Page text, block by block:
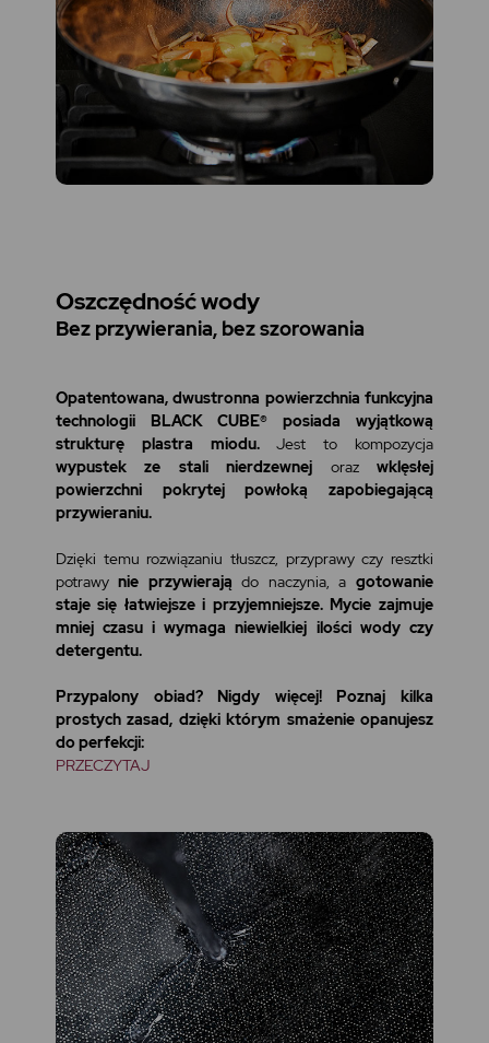
Oszczędność wody
Bez przywierania, bez szorowania
Opatentowana, dwustronna powierzchnia funkcyjna
technologii BLACK CUBE® posiada wyjątkową
strukturę plastra miodu.Jest to kompozycja
wypustek ze stali nierdzewnej oraz wklęsłej
powierzchni pokrytej powłoką zapobiegającą
przywieraniu.
Dzięki temu rozwiązaniu tłuszcz, przyprawy czy resztki
potrawynie przywierają do naczynia, a gotowanie
staje się łatwiejsze i przyjemniejsze. Mycie zajmuje
mniej czasu i wymaga niewielkiej ilości wody czy
detergentu.
Przypalony obiad? Nigdy więcej! Poznaj kilka
prostych zasad, dzięki którym smażenie opanujesz
do perfekcji:
PRZECZYTAJ